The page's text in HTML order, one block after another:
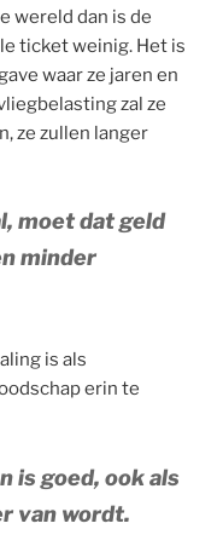
wereld dan is de
ticket weinig. Het is
waar ze jaren en
zal ze
ze zullen langer
moet dat geld
minder
is als
erin te
is goed, ook als
van wordt.